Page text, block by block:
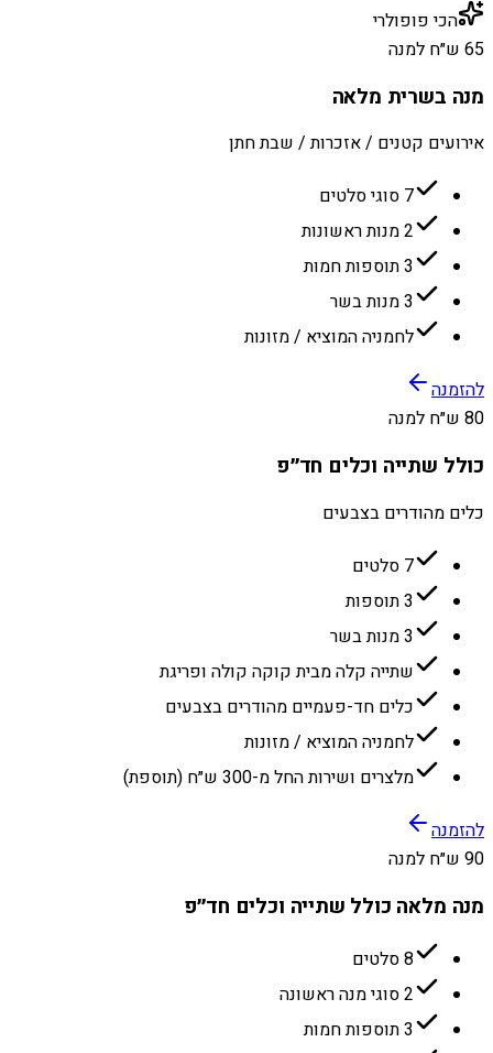
הכי פופולרי
65 ש״ח למנה
מנה בשרית מלאה
אירועים קטנים / אזכרות / שבת חתן
7 סוגי סלטים
2 מנות ראשונות
3 תוספות חמות
3 מנות בשר
לחמניה המוציא / מזונות
להזמנה
80 ש״ח למנה
כולל שתייה וכלים חד״פ
כלים מהודרים בצבעים
7 סלטים
3 תוספות
3 מנות בשר
שתייה קלה מבית קוקה קולה ופריגת
כלים חד-פעמיים מהודרים בצבעים
לחמניה המוציא / מזונות
מלצרים ושירות החל מ-300 ש״ח (תוספת)
להזמנה
90 ש״ח למנה
מנה מלאה כולל שתייה וכלים חד״פ
8 סלטים
2 סוגי מנה ראשונה
3 תוספות חמות